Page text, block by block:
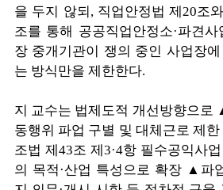
을 두지 않되, 직업안정법 제20조
조를 통해 공공직업안정소·파견
장 중개기관이 쟁의 중인 사업장
는 방식만을 제한한다.
지 교수는 법제도적 개선방향으로
동행위 파업 구별 및 대체근로 제
조법 제43조 제3·4항 필수공익사
의 목적·산업 특성으로 확장 ▲파